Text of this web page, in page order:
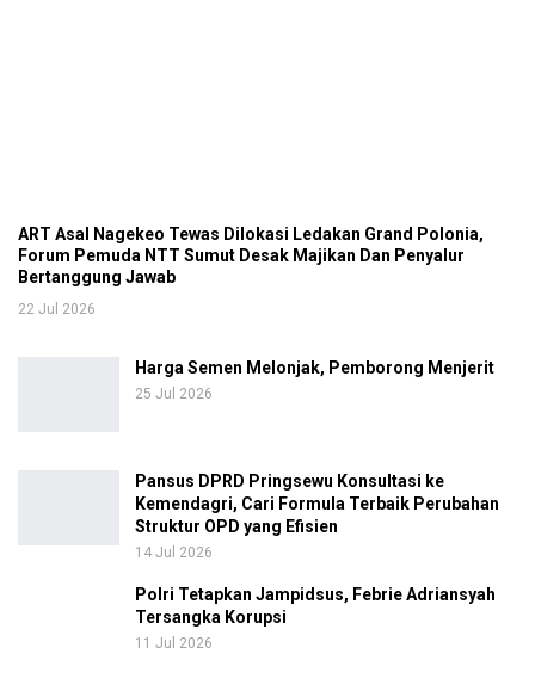
ART Asal Nagekeo Tewas Dilokasi Ledakan Grand Polonia,
Forum Pemuda NTT Sumut Desak Majikan Dan Penyalur
Bertanggung Jawab
22 Jul 2026
Harga Semen Melonjak, Pemborong Menjerit
25 Jul 2026
Pansus DPRD Pringsewu Konsultasi ke
Kemendagri, Cari Formula Terbaik Perubahan
Struktur OPD yang Efisien
14 Jul 2026
Polri Tetapkan Jampidsus, Febrie Adriansyah
Tersangka Korupsi
11 Jul 2026